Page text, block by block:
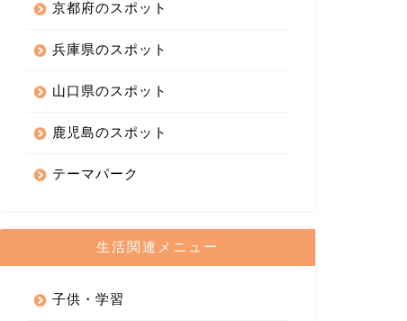
京都府のスポット
兵庫県のスポット
山口県のスポット
鹿児島のスポット
テーマパーク
生活関連メニュー
子供・学習